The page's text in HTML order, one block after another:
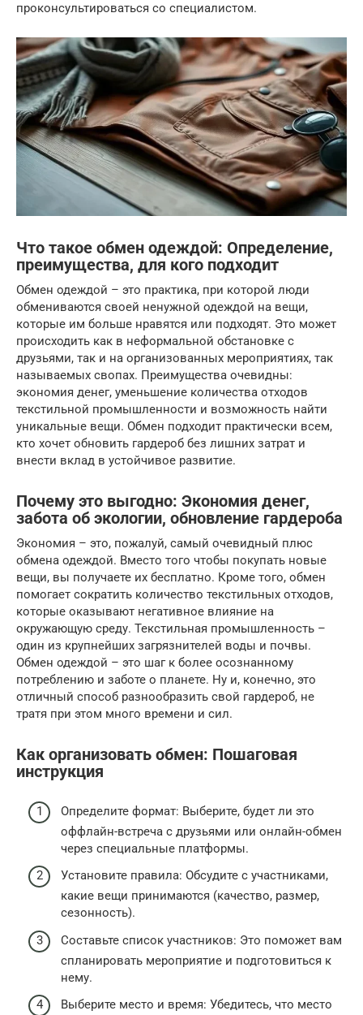
проконсультироваться со специалистом.
Что такое обмен одеждой: Определение,
преимущества, для кого подходит
Обмен одеждой – это практика, при которой люди
обмениваются своей ненужной одеждой на вещи,
которые им больше нравятся или подходят. Это может
происходить как в неформальной обстановке с
друзьями, так и на организованных мероприятиях, так
называемых свопах. Преимущества очевидны:
экономия денег, уменьшение количества отходов
текстильной промышленности и возможность найти
уникальные вещи. Обмен подходит практически всем,
кто хочет обновить гардероб без лишних затрат и
внести вклад в устойчивое развитие.
Почему это выгодно: Экономия денег,
забота об экологии, обновление гардероба
Экономия – это, пожалуй, самый очевидный плюс
обмена одеждой. Вместо того чтобы покупать новые
вещи, вы получаете их бесплатно. Кроме того, обмен
помогает сократить количество текстильных отходов,
которые оказывают негативное влияние на
окружающую среду. Текстильная промышленность –
один из крупнейших загрязнителей воды и почвы.
Обмен одеждой – это шаг к более осознанному
потреблению и заботе о планете. Ну и, конечно, это
отличный способ разнообразить свой гардероб, не
тратя при этом много времени и сил.
Как организовать обмен: Пошаговая
инструкция
Определите формат: Выберите, будет ли это
оффлайн-встреча с друзьями или онлайн-обмен
через специальные платформы.
Установите правила: Обсудите с участниками,
какие вещи принимаются (качество, размер,
сезонность).
Составьте список участников: Это поможет вам
спланировать мероприятие и подготовиться к
нему.
Выберите место и время: Убедитесь, что место